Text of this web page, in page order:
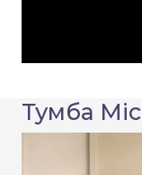
Тумба